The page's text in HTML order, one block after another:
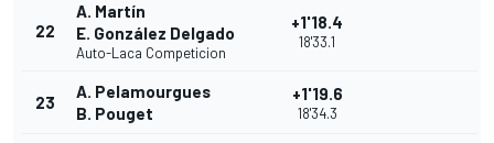
22
A. Martín
E. González Delgado
Auto-Laca Competicion
+1'18.4
18'33.1
23
A. Pelamourgues
B. Pouget
+1'19.6
18'34.3